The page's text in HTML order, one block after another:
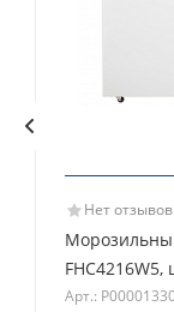
Нет отзывов
Арт.: